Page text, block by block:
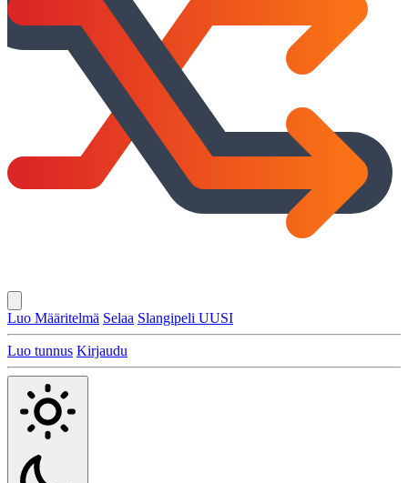
Luo Määritelmä Selaa Slangipeli UUSI
Luo tunnus Kirjaudu